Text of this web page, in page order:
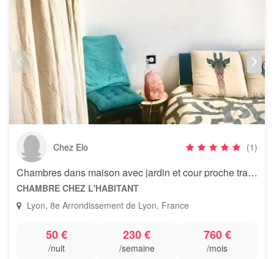
Chez Elo (1)
Chambres dans maison avec jardin et cour proche transport
CHAMBRE CHEZ L'HABITANT
Lyon, 8e Arrondissement de Lyon, France
50 €
/nuit
230 €
/semaine
760 €
/mois